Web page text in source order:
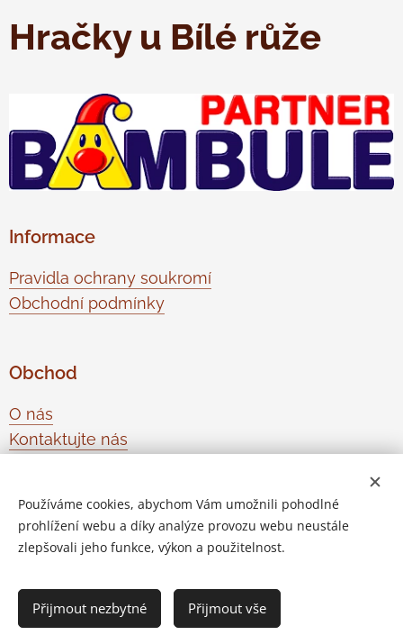
Do košíku
Hračky u Bílé růže
Informace
Pravidla ochrany soukromí
Obchodní podmínky
Obchod
O nás
Kontaktujte nás
Vytvořeno službouWebnode Cookies
Používáme cookies, abychom Vám umožnili pohodlné
prohlížení webu a díky analýze provozu webu neustále
zlepšovali jeho funkce, výkon a použitelnost.
Přijmout nezbytné Přijmout vše